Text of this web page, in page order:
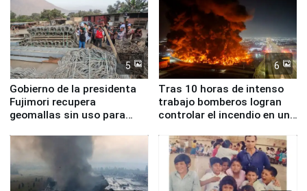
5
Gobierno de la presidenta
Fujimori recupera
geomallas sin uso para
Fenómeno El Niño
6
Tras 10 horas de intenso
trabajo bomberos logran
controlar el incendio en una
de Chile